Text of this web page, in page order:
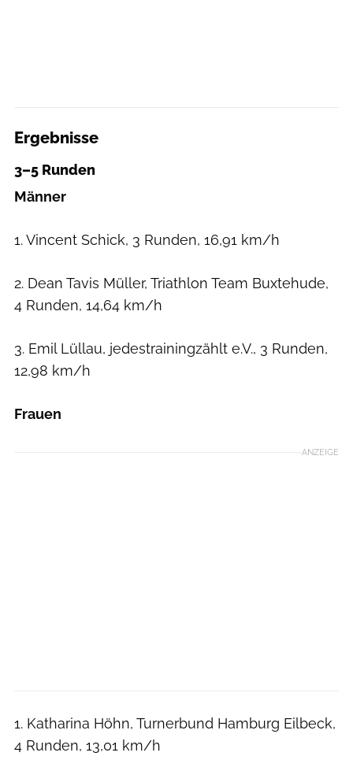
Ergebnisse
3–5 Runden
Männer
1. Vincent Schick, 3 Runden, 16,91 km/h
2. Dean Tavis Müller, Triathlon Team Buxtehude,
4 Runden, 14,64 km/h
3. Emil Lüllau, jedestrainingzählt e.V., 3 Runden,
12,98 km/h
Frauen
ANZEIGE
1. Katharina Höhn, Turnerbund Hamburg Eilbeck,
4 Runden, 13,01 km/h